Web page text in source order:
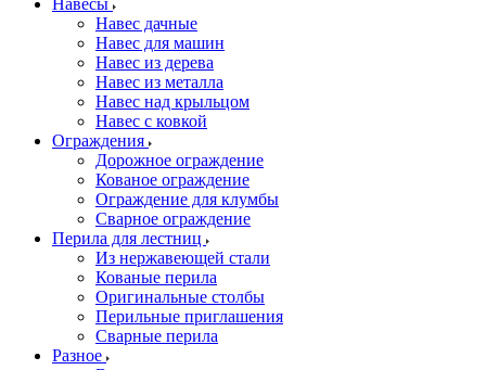
Навесы
Навес дачные
Навес для машин
Навес из дерева
Навес из металла
Навес над крыльцом
Навес с ковкой
Ограждения
Дорожное ограждение
Кованое ограждение
Ограждение для клумбы
Сварное ограждение
Перила для лестниц
Из нержавеющей стали
Кованые перила
Оригинальные столбы
Перильные приглашения
Сварные перила
Разное